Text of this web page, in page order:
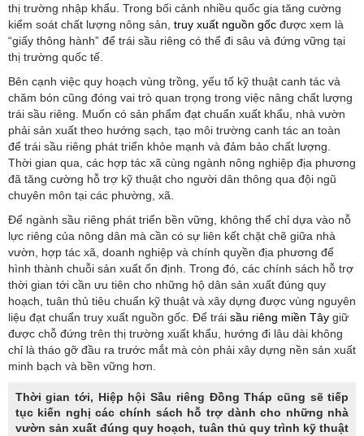
thị trường nhập khẩu. Trong bối cảnh nhiều quốc gia tăng cường
kiểm soát chất lượng nông sản, truy xuất nguồn gốc được xem là
“giấy thông hành” để trái sầu riêng có thể đi sâu và đứng vững tại
thị trường quốc tế.
Bên cạnh việc quy hoạch vùng trồng, yếu tố kỹ thuật canh tác và
chăm bón cũng đóng vai trò quan trọng trong việc nâng chất lượng
trái sầu riêng. Muốn có sản phẩm đạt chuẩn xuất khẩu, nhà vườn
phải sản xuất theo hướng sạch, tạo môi trường canh tác an toàn
để trái sầu riêng phát triển khỏe mạnh và đảm bảo chất lượng.
Thời gian qua, các hợp tác xã cùng ngành nông nghiệp địa phương
đã tăng cường hỗ trợ kỹ thuật cho người dân thông qua đội ngũ
chuyên môn tại các phường, xã.
Để ngành sầu riêng phát triển bền vững, không thể chỉ dựa vào nỗ
lực riêng của nông dân mà cần có sự liên kết chặt chẽ giữa nhà
vườn, hợp tác xã, doanh nghiệp và chính quyền địa phương để
hình thành chuỗi sản xuất ổn định. Trong đó, các chính sách hỗ trợ
thời gian tới cần ưu tiên cho những hộ dân sản xuất đúng quy
hoạch, tuân thủ tiêu chuẩn kỹ thuật và xây dựng được vùng nguyên
liệu đạt chuẩn truy xuất nguồn gốc. Để trái sầu riêng miền Tây giữ
được chỗ đứng trên thị trường xuất khẩu, hướng đi lâu dài không
chỉ là tháo gỡ đầu ra trước mắt mà còn phải xây dựng nền sản xuất
minh bạch và bền vững hơn.
Thời gian tới, Hiệp hội Sầu riêng Đồng Tháp cũng sẽ tiếp
tục kiến nghị các chính sách hỗ trợ dành cho những nhà
vườn sản xuất đúng quy hoạch, tuân thủ quy trình kỹ thuật